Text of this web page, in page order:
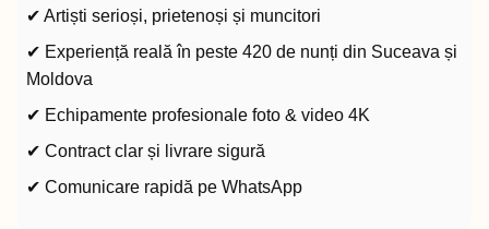
✔ Artiști serioși, prietenoși și muncitori
✔ Experiență reală în peste 420 de nunți din Suceava și
Moldova
✔ Echipamente profesionale foto & video 4K
✔ Contract clar și livrare sigură
✔ Comunicare rapidă pe WhatsApp